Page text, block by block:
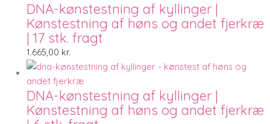
DNA-kønstestning af kyllinger |
Kønstestning af høns og andet fjerkræ
| 17 stk. fragt
1.665,00 kr.
DNA-kønstestning af kyllinger |
Kønstestning af høns og andet fjerkræ